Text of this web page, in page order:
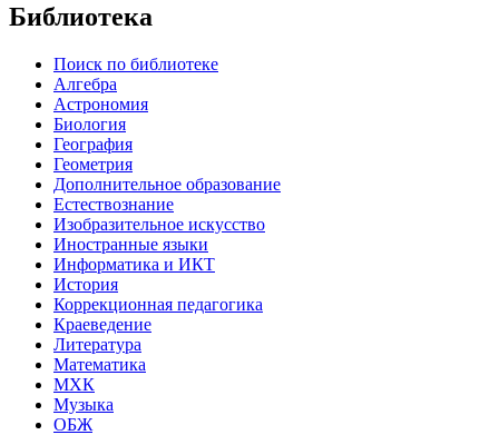
Библиотека
Поиск по библиотеке
Алгебра
Астрономия
Биология
География
Геометрия
Дополнительное образование
Естествознание
Изобразительное искусство
Иностранные языки
Информатика и ИКТ
История
Коррекционная педагогика
Краеведение
Литература
Математика
МХК
Музыка
ОБЖ